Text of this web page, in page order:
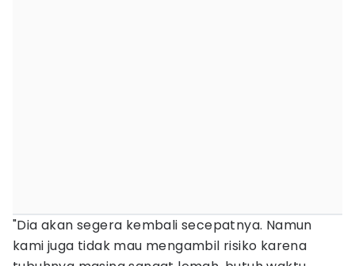
"Dia akan segera kembali secepatnya. Namun
kami juga tidak mau mengambil risiko karena